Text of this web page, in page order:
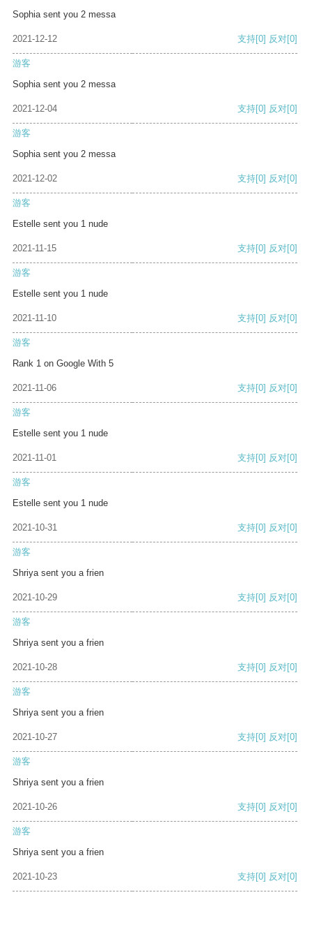
Sophia sent you 2 messa
2021-12-12 支持[0] 反对[0]
游客
Sophia sent you 2 messa
2021-12-04 支持[0] 反对[0]
游客
Sophia sent you 2 messa
2021-12-02 支持[0] 反对[0]
游客
Estelle sent you 1 nude
2021-11-15 支持[0] 反对[0]
游客
Estelle sent you 1 nude
2021-11-10 支持[0] 反对[0]
游客
Rank 1 on Google With 5
2021-11-06 支持[0] 反对[0]
游客
Estelle sent you 1 nude
2021-11-01 支持[0] 反对[0]
游客
Estelle sent you 1 nude
2021-10-31 支持[0] 反对[0]
游客
Shriya sent you a frien
2021-10-29 支持[0] 反对[0]
游客
Shriya sent you a frien
2021-10-28 支持[0] 反对[0]
游客
Shriya sent you a frien
2021-10-27 支持[0] 反对[0]
游客
Shriya sent you a frien
2021-10-26 支持[0] 反对[0]
游客
Shriya sent you a frien
2021-10-23 支持[0] 反对[0]